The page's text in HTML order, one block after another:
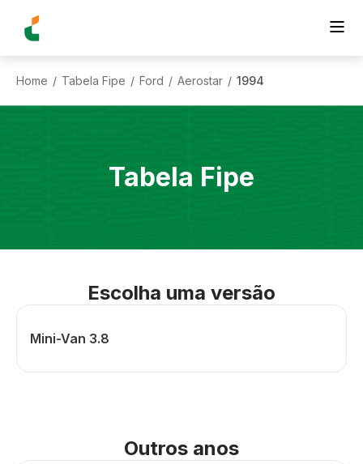
Home / Tabela Fipe / Ford / Aerostar / 1994
Tabela Fipe
Escolha uma versão
Mini-Van 3.8
Outros anos